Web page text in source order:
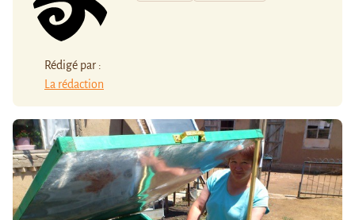
Rédigé par :
La rédaction